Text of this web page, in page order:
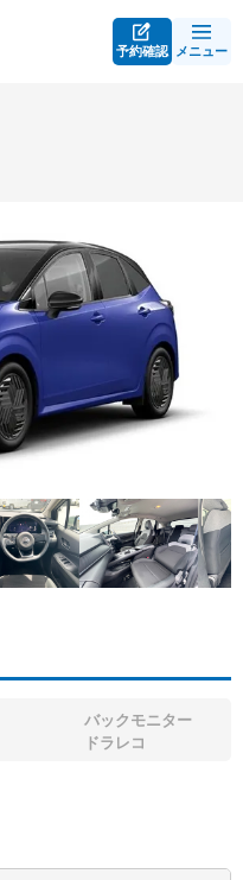
予約確認 メニュー
バックモニター
ドラレコ